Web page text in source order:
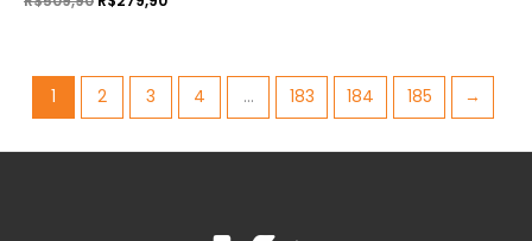
1 2 3 4 … 183 184 185 →